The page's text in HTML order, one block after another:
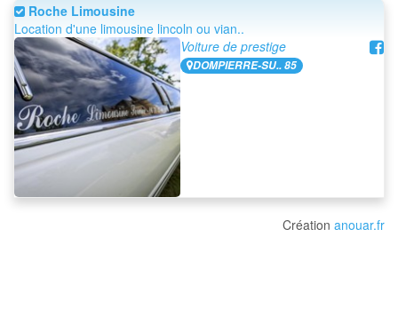
Roche Limousine
Location d'une limousine lincoln ou vian..
Voiture de prestige
DOMPIERRE-SU.. 85
Création anouar.fr